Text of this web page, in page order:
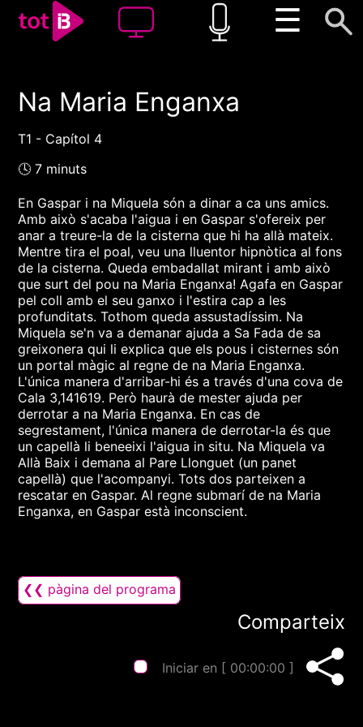
☰
00:00 00:00
Na Maria Enganxa
T1 - Capítol 4
🕓 7 minuts
En Gaspar i na Miquela són a dinar a ca uns amics.
Amb això s'acaba l'aigua i en Gaspar s'ofereix per
anar a treure-la de la cisterna que hi ha allà mateix.
Mentre tira el poal, veu una lluentor hipnòtica al fons
de la cisterna. Queda embadallat mirant i amb això
que surt del pou na Maria Enganxa! Agafa en Gaspar
pel coll amb el seu ganxo i l'estira cap a les
profunditats. Tothom queda assustadíssim. Na
Miquela se'n va a demanar ajuda a Sa Fada de sa
greixonera qui li explica que els pous i cisternes són
un portal màgic al regne de na Maria Enganxa.
L'única manera d'arribar-hi és a través d'una cova de
Cala 3,141619. Però haurà de mester ajuda per
derrotar a na Maria Enganxa. En cas de
segrestament, l'única manera de derrotar-la és que
un capellà li beneeixi l'aigua in situ. Na Miquela va
Allà Baix i demana al Pare Llonguet (un panet
capellà) que l'acompanyi. Tots dos parteixen a
rescatar en Gaspar. Al regne submarí de na Maria
Enganxa, en Gaspar està inconscient.
❮❮ pàgina del programa
Comparteix
Iniciar en [ 00:00:00 ]